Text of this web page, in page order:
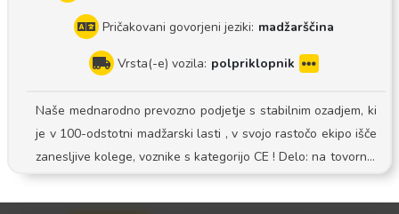
Pričakovani govorjeni jeziki: madžarščina
Vrsta(-e) vozila: polpriklopnik
Naše mednarodno prevozno podjetje s stabilnim ozadjem, ki
je v 100-odstotni madžarski lasti , v svojo rastočo ekipo išče
zanesljive kolege, voznike s kategorijo CE ! Delo: na tovornja
ku s prikolico s ponjavo Sistem: sistem z voznikom Mlada, vz
drževana flota: Delamo z modernimi tovornjaki s prikolico s